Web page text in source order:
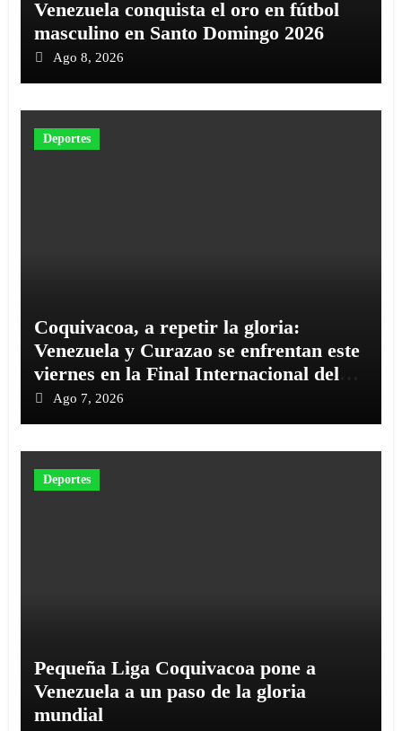
Venezuela conquista el oro en fútbol
masculino en Santo Domingo 2026
Ago 8, 2026
Deportes
‎Coquivacoa, a repetir la gloria:
Venezuela y Curazao se enfrentan este
viernes en la Final Internacional del
Mundial Senior a las 4:00p.m.
Ago 7, 2026
Deportes
‎Pequeña Liga Coquivacoa pone a
Venezuela a un paso de la gloria
mundial